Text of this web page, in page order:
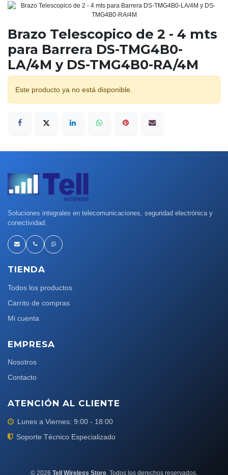
Brazo Telescopico de 2 - 4 mts
para Barrera DS-TMG4B0-
LA/4M y DS-TMG4B0-RA/4M
Este producto ya no está disponible.
Soluciones integrales en telecomunicaciones, seguridad electrónica y
conectividad.
TIENDA
Todos los productos
Carrito de compras
Mi cuenta
EMPRESA
Nosotros
Contacto
ATENCIÓN AL CLIENTE
Lunes a Viernes: 9:00 - 18:00
Soporte Técnico Especializado
© 2026 Tell Wireless Store. Todos los derechos reservados.